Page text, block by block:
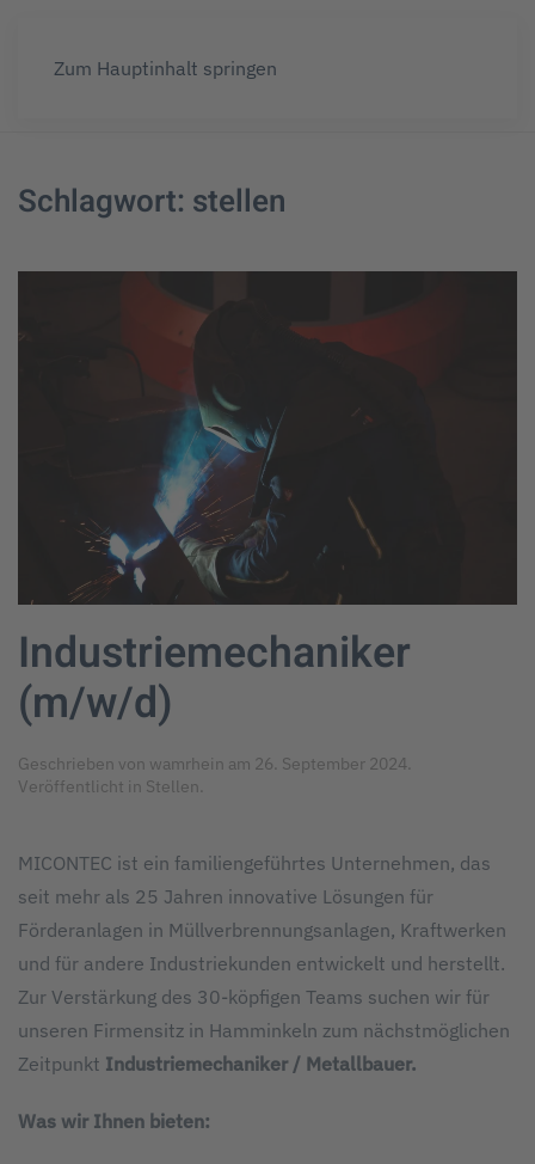
Zum Hauptinhalt springen
Schlagwort: stellen
Industriemechaniker
(m/w/d)
Geschrieben von wamrhein am 26. September 2024.
Veröffentlicht in Stellen.
MICONTEC ist ein familiengeführtes Unternehmen, das
seit mehr als 25 Jahren innovative Lösungen für
Förderanlagen in Müllverbrennungsanlagen, Kraftwerken
und für andere Industriekunden entwickelt und herstellt.
Zur Verstärkung des 30-köpfigen Teams suchen wir für
unseren Firmensitz in Hamminkeln zum nächstmöglichen
Zeitpunkt Industriemechaniker / Metallbauer.
Was wir Ihnen bieten: